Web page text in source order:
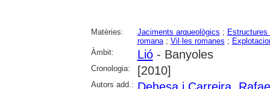
Matèries: Jaciments arqueològics ; Estructures
romana; Vil·les romanes ;
Àmbit:
Lió- Banyoles
Cronologia: [2010]
Autors add.: